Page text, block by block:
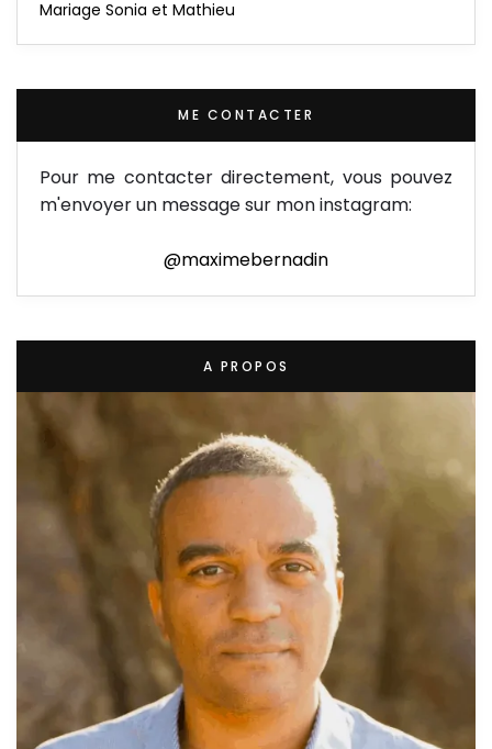
Mariage Sonia et Mathieu
ME CONTACTER
Pour me contacter directement, vous pouvez
m'envoyer un message sur mon instagram:
@maximebernadin
A PROPOS